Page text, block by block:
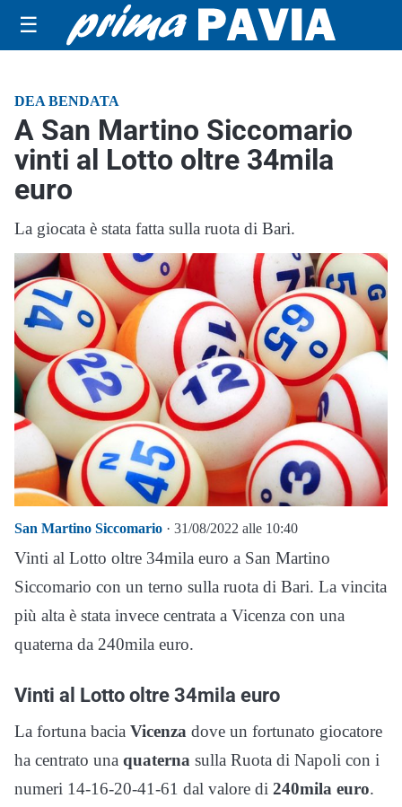
☰
DEA BENDATA
A San Martino Siccomario
vinti al Lotto oltre 34mila
euro
La giocata è stata fatta sulla ruota di Bari.
San Martino Siccomario · 31/08/2022 alle 10:40
Vinti al Lotto oltre 34mila euro a San Martino
Siccomario con un terno sulla ruota di Bari. La vincita
più alta è stata invece centrata a Vicenza con una
quaterna da 240mila euro.
Vinti al Lotto oltre 34mila euro
La fortuna bacia Vicenza dove un fortunato giocatore
ha centrato una quaterna sulla Ruota di Napoli con i
numeri 14-16-20-41-61 dal valore di 240mila euro.